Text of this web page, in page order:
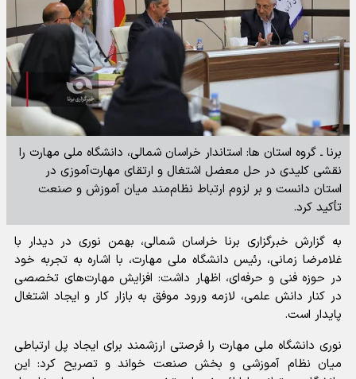
برنا ـ گروه استان ها: استاندار خراسان شمالی، دانشگاه ملی مهارت را
نقشی کلیدی در حل معضل اشتغال و ارتقای مهارت‌آموزی در
استان دانست و بر لزوم ارتباط نظام‌مند میان آموزش و صنعت
تأکید کرد.
‌به گزارش خبرگزاری برنا خراسان شمالی، بهمن نوری در دیدار با
غلامرضا زمانی، رئیس دانشگاه ملی مهارت، با اشاره به تجربه خود
در حوزه فنی و حرفه‌ای، اظهار داشت: افزایش مهارت‌های تخصصی
در کنار دانش علمی، لازمه ورود موفق به بازار کار و ایجاد اشتغال
پایدار است.
نوری دانشگاه ملی مهارت را فرصتی ارزشمند برای ایجاد پل ارتباطی
میان نظام آموزشی و بخش صنعت خواند و تصریح کرد: این